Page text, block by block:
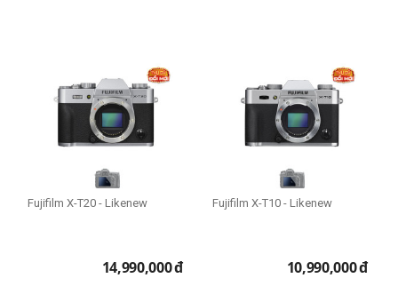
Fujifilm X-T20 - Likenew
14,990,000đ
Fujifilm X-T10 - Likenew
10,990,000đ